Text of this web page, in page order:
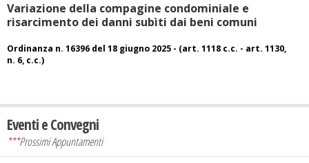
Variazione della compagine condominiale e
risarcimento dei danni subìti dai beni comuni
Ordinanza n. 16396 del 18 giugno 2025 - (art. 1118 c.c. - art. 1130,
n. 6, c.c.)
Eventi e Convegni
***Prossimi Appuntamenti